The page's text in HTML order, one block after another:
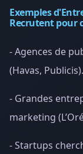
Exemples
Recrutent pour
- Agences de
(Havas, Publicis).
- Grandes
marketing
- Startups